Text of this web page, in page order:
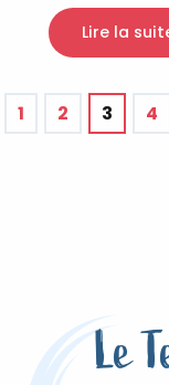
Lire la
1 2 3 4
Le